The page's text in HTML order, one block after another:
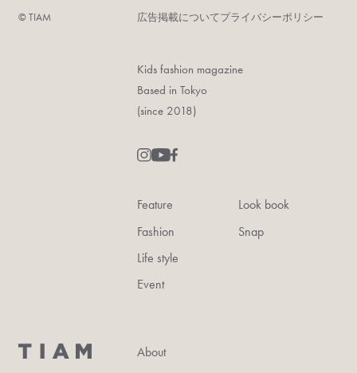
©︎ TIAM 広告掲載についてプライバシーポリシー
Kids fashion magazine
Based in Tokyo
(since 2018)
Feature
Fashion
Life style
Event
Look book
Snap
About